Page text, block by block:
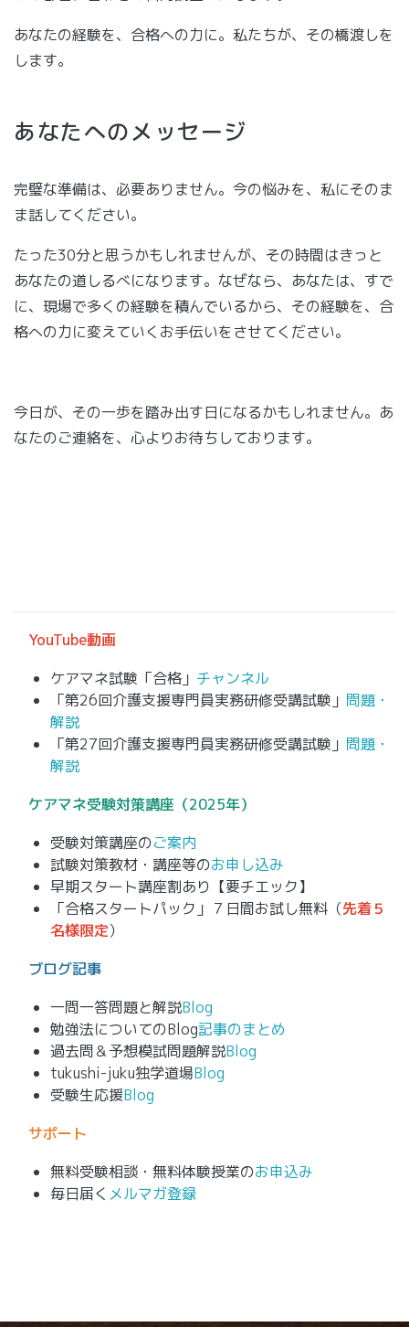
あなたの経験を、合格への力に。私たちが、その橋渡しを
します。
あなたへのメッセージ
完璧な準備は、必要ありません。今の悩みを、私にそのま
ま話してください。
たった30分と思うかもしれませんが、その時間はきっと
あなたの道しるべになります。なぜなら、あなたは、すで
に、現場で多くの経験を積んでいるから、その経験を、合
格への力に変えていくお手伝いをさせてください。
今日が、その一歩を踏み出す日になるかもしれません。あ
なたのご連絡を、心よりお待ちしております。
YouTube動画
ケアマネ試験「合格」 チャンネル
「第26回介護支援専門員実務研修受講試験」 問題・
解説
「第27回介護支援専門員実務研修受講試験」 問題・
解説
ケアマネ受験対策講座（2025年）
受験対策講座のご案内
試験対策教材・講座等のお申し込み
早期スタート講座割あり【要チエック】
「合格スタートパック」７日間お試し無料（先着５
名様限定）
ブログ記事
一問一答問題と解説Blog
勉強法についてのBlog記事のまとめ
過去問＆予想模試問題解説Blog
tukushi-juku独学道場Blog
受験生応援Blog
サポート
無料受験相談・無料体験授業のお申込み
毎日届く メルマガ登録